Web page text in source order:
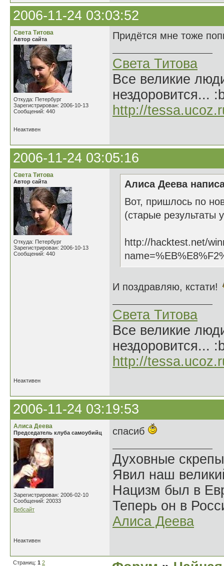
2006-11-24 03:03:52
Света Титова
Автор сайта
Откуда: Петербург
Зарегистрирован: 2006-10-13
Сообщений: 440
Придётся мне тоже
Света Титова
Все великие
нездоровится...
http://
Неактивен
2006-11-24 03:05:16
Света Титова
Автор сайта
Откуда: Петербург
Зарегистрирован: 2006-10-13
Сообщений: 440
Алиса Деева
Вот, пришлось по
(старые результаты
http://hacktest.net/
И поздравляю, кстати!
Света Титова
Все великие
нездоровится...
http://
Неактивен
2006-11-24 03:19:53
Алиса Деева
Председатель клуба самоубийц
Зарегистрирован: 2006-02-10
Сообщений: 20033
Вебсайт
спасиб
Духовные
Явил наш
Нацизм был в
Теперь он в
Алиса Деева
Неактивен
Страниц: 1 2